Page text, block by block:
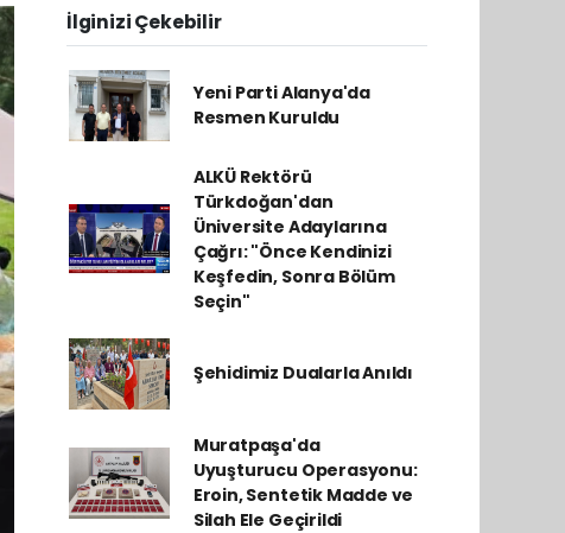
İlginizi Çekebilir
Yeni Parti Alanya'da
Resmen Kuruldu
ALKÜ Rektörü
Türkdoğan'dan
Üniversite Adaylarına
Çağrı: "Önce Kendinizi
Keşfedin, Sonra Bölüm
Seçin"
Şehidimiz Dualarla Anıldı
Muratpaşa'da
Uyuşturucu Operasyonu:
Eroin, Sentetik Madde ve
Silah Ele Geçirildi